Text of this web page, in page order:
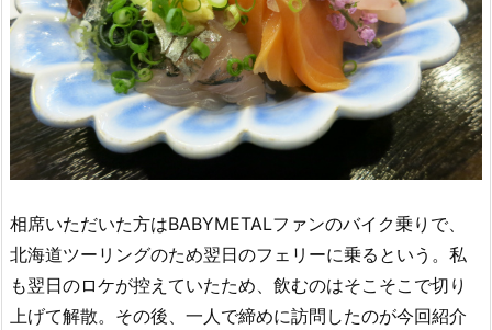
相席いただいた方はBABYMETALファンのバイク乗りで、
北海道ツーリングのため翌日のフェリーに乗るという。私
も翌日のロケが控えていたため、飲むのはそこそこで切り
上げて解散。その後、一人で締めに訪問したのが今回紹介